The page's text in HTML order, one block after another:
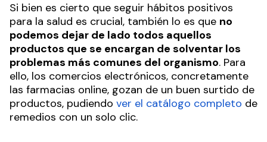
Si bien es cierto que seguir hábitos positivos
para la salud es crucial, también lo es que no
podemos dejar de lado todos aquellos
productos que se encargan de solventar los
problemas más comunes del organismo. Para
ello, los comercios electrónicos, concretamente
las farmacias online, gozan de un buen surtido de
productos, pudiendo ver el catálogo completo de
remedios con un solo clic.